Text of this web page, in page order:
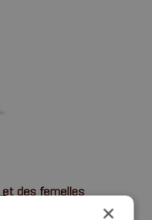
des femelles
races
×